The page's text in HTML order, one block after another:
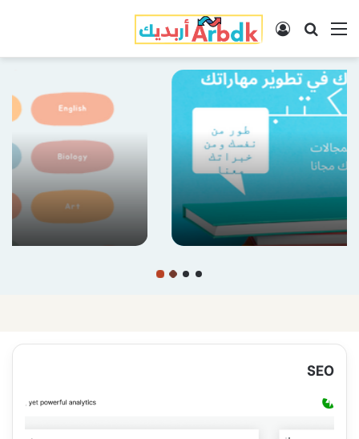
القائمة بحث عنتسجيل الدخول
SEO